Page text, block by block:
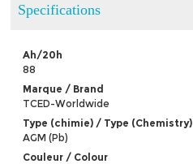
Specifications
Ah/20h
88
Marque / Brand
TCED-Worldwide
Type (chimie) / Type (Chemistry)
AGM (Pb)
Couleur / Colour